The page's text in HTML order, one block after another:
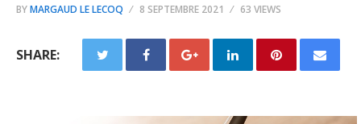
BYMARGAUD LE LECOQ 8 SEPTEMBRE 2021 63 VIEWS
SHARE: